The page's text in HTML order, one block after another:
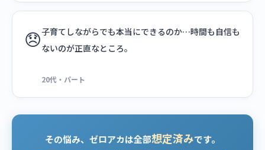
😞子育てしながらでも本当にできるのか…時間も自信も
ないのが正直なところ。
20代・パート
その悩み、ゼロアカは全部想定済みです。